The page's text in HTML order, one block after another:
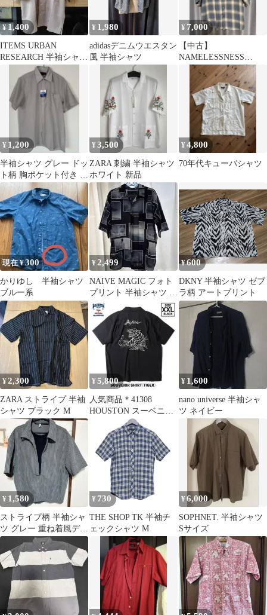
¥1,400
ITEMS URBAN
RESEARCH 半袖シャツ
ベージュ
¥ 1,980
adidasデニムウエスタン
風 半袖シャツ
¥ 7,000
【中古】
NAMELESSNESS
Ombre Check SHIRT S
¥ 1,200
半袖シャツ グレー ドッ
ト柄 胸ポケット付き サ
イズL
¥3,500
ZARA 刺繍 半袖シャツ
ホワイト 新品
¥4,800
70年代キューバシャツ
現在 ¥300
かりゆし 半袖シャツ
ブルー系
¥2,499
NAIVE MAGIC フォト
プリント 半袖シャツ 総
柄
¥600
DKNY 半袖シャツ ゼブ
ラ柄 アートプリント
¥2,300
ZARA ストライプ 半袖
シャツ ブラック M
¥ 5,800
人気商品＊41308
HOUSTON スーベニア
シャツ TIGER XXL
¥ 1,600
nano universe 半袖シャ
ツ ネイビー
¥ 1,580
ストライプ柄 半袖シャ
ツ グレー 重ね着風デザ
イン
¥ 730
THE SHOP TK 半袖チ
ェックシャツ M
¥6,000
SOPHNET. 半袖シャツ
Sサイズ